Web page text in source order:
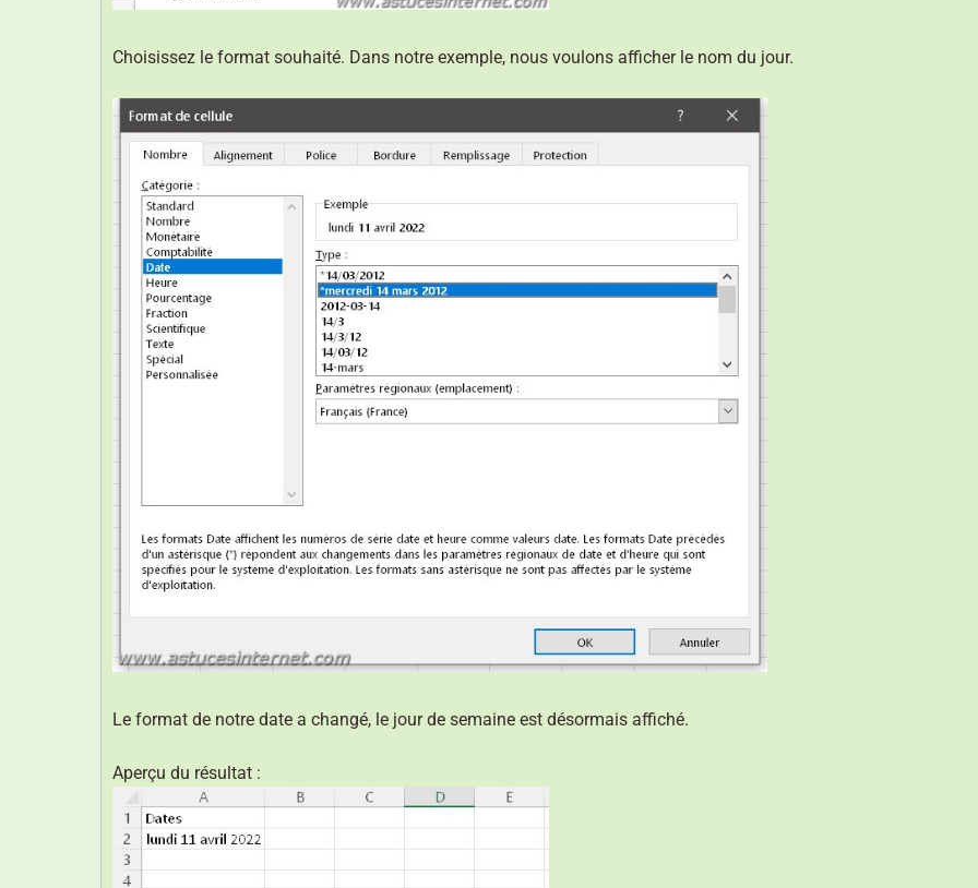
Choisissez le format souhaité. Dans notre exemple, nous voulons afficher le nom du jour.
Le format de notre date a changé, le jour de semaine est désormais affiché.
Aperçu du résultat :